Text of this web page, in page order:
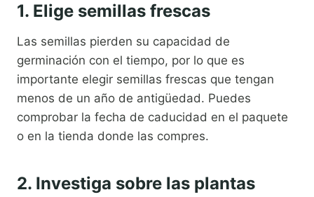
1. Elige semillas frescas
Las semillas pierden su capacidad de
germinación con el tiempo, por lo que es
importante elegir semillas frescas que tengan
menos de un año de antigüedad. Puedes
comprobar la fecha de caducidad en el paquete
o en la tienda donde las compres.
2. Investiga sobre las plantas